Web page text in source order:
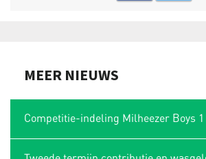
MEER NIEUWS